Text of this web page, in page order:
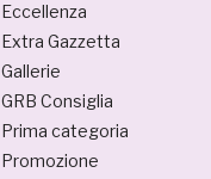
Eccellenza
Extra Gazzetta
Gallerie
GRB Consiglia
Prima categoria
Promozione